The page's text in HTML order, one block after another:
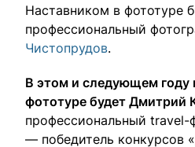
Выбрать
Наставником в фототуре
профессиональный
Чистопрудов.
В этом и следующем году
фототуре будет Дмитрий
профессиональный
— победитель конкурсов